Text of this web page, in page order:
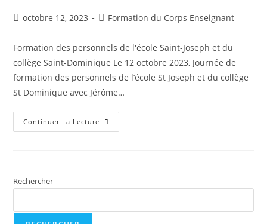
octobre 12, 2023 Formation du Corps Enseignant
Formation des personnels de l'école Saint-Joseph et du
collège Saint-Dominique Le 12 octobre 2023, Journée de
formation des personnels de l’école St Joseph et du collège
St Dominique avec Jérôme…
Continuer La Lecture
Rechercher